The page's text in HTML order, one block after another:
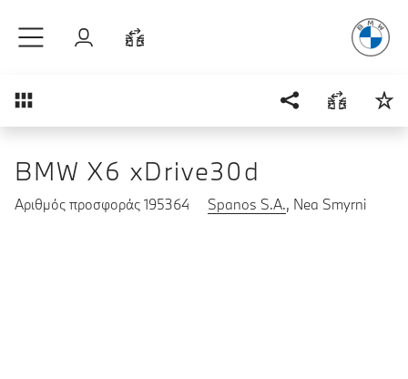
Σύνδεση
Επισκόπηση
BMW X6 xDrive30d
Αριθμός προσφοράς 195364 Spanos S.A., Nea Smyrni